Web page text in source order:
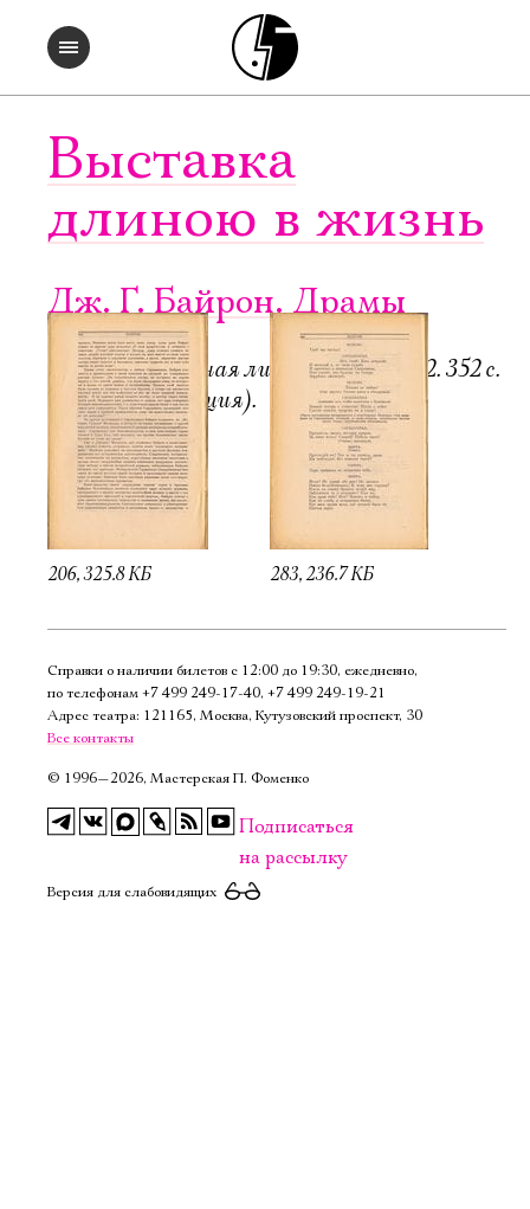
Выставка
длиною в жизнь
Дж. Г. Байрон. Драмы
Пб.-М.: Всемирная литература, 1922. 352 с.
6000 экз. (редакция).
206, 325.8 КБ 283, 236.7 КБ
Справки о наличии билетов с 12:00 до 19:30, ежедневно,
по телефонам +7 499 249‑17‑40, +7 499 249‑19‑21
Адрес театра: 121165, Москва, Кутузовский проспект, 30
Все контакты
© 1996—2026, Мастерская П. Фоменко
Подписаться
на рассылку
Версия для слабовидящих